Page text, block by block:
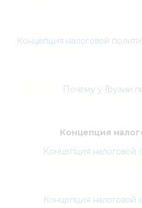
Концепция налоговой
Почему у Грузии
Концепция
Концепция налоговой
Концепция налоговой